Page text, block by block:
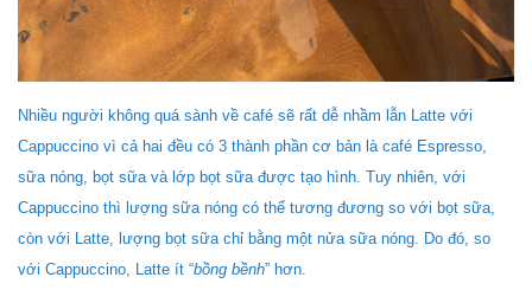
Nhiều người không quá sành về café sẽ rất dễ nhầm lẫn Latte với
Cappuccino vì cả hai đều có 3 thành phần cơ bản là café Espresso,
sữa nóng, bọt sữa và lớp bọt sữa được tạo hình. Tuy nhiên, với
Cappuccino thì lượng sữa nóng có thể tương đương so với bọt sữa,
còn với Latte, lượng bọt sữa chỉ bằng một nửa sữa nóng. Do đó, so
với Cappuccino, Latte ít “bồng bềnh” hơn.